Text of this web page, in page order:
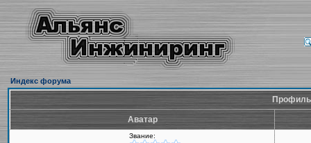
Индекс форума
Аватар
Звание: